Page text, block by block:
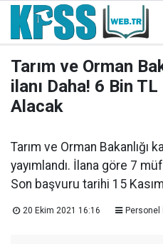
Tarım ve Orman
ilanı Daha! 6 Bin
Alacak
Tarım ve Orman Bakanlığı
yayımlandı. İlana göre 7
Son başvuru tarihi 15
20 Ekim 2021 16:16 Personel